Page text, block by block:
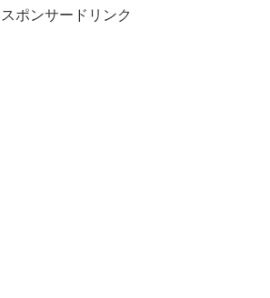
スポンサードリンク